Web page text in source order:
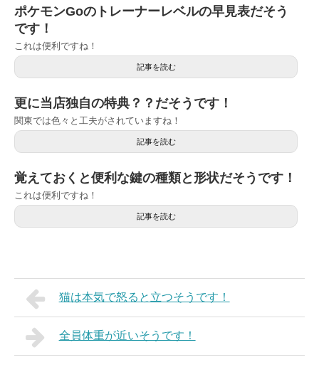
ポケモンGoのトレーナーレベルの早見表だそう
です！
これは便利ですね！
記事を読む
更に当店独自の特典？？だそうです！
関東では色々と工夫がされていますね！
記事を読む
覚えておくと便利な鍵の種類と形状だそうです！
これは便利ですね！
記事を読む
猫は本気で怒ると立つそうです！
全員体重が近いそうです！